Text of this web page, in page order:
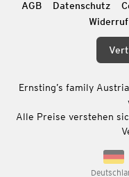
AGB Datenschutz
Widerruf
Ernsting’s family
Alle Preise verstehen